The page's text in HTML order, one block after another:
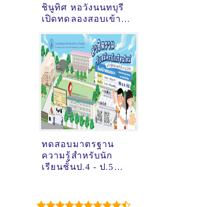
ชินูทิศ หอวังนนทบุรี
เปิดทดลองสอบเข้า
Exam 2568
ทดสอบมาตรฐาน
ความรู้สำหรับนัก
เรียนชั้นป.4 - ป.5
เข้า ม.1 ปีการศึกษา